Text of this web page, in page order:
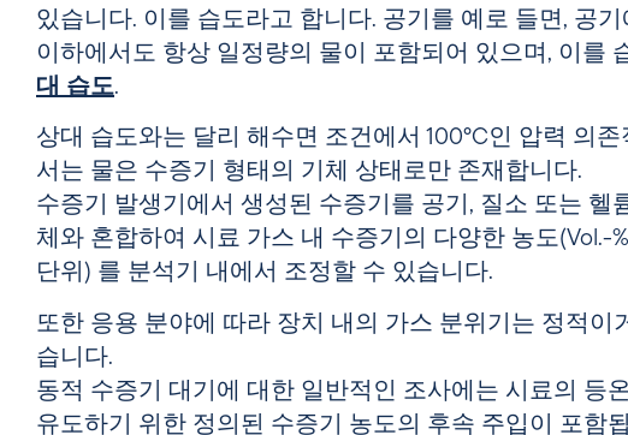
있습니다. 이를 습도라고 합니다. 공기를 예로 들면, 공
이하에서도 항상 일정량의 물이 포함되어 있으며, 이를
대 습도.
상대 습도와는 달리 해수면 조건에서 100°C인 압력 의존
서는 물은 수증기 형태의 기체 상태로만 존재합니다.
수증기 발생기에서 생성된 수증기를 공기, 질소 또는 헬
체와 혼합하여 시료 가스 내 수증기의 다양한 농도(Vol.-
단위) 를 분석기 내에서 조정할 수 있습니다.
또한 응용 분야에 따라 장치 내의 가스 분위기는 정적이
습니다.
동적 수증기 대기에 대한 일반적인 조사에는 시료의 등
유도하기 위한 정의된 수증기 농도의 후속 주입이 포함